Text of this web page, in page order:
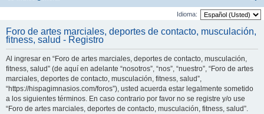
u
Idioma:
Foro de artes marciales, deportes de contacto, musculación,
fitness, salud - Registro
Al ingresar en “Foro de artes marciales, deportes de contacto, musculación,
fitness, salud” (de aquí en adelante “nosotros”, “nos”, “nuestro”, “Foro de artes
marciales, deportes de contacto, musculación, fitness, salud”,
“https://hispagimnasios.com/foros”), usted acuerda estar legalmente sometido
a los siguientes términos. En caso contrario por favor no se registre y/o use
“Foro de artes marciales, deportes de contacto, musculación, fitness, salud”.